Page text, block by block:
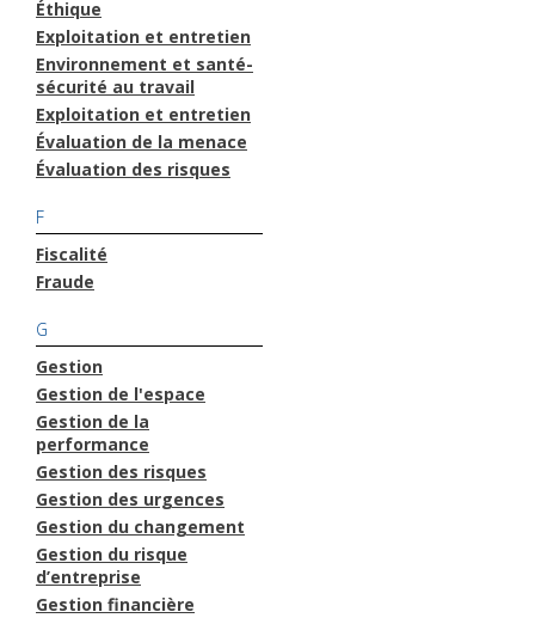
Éthique
Exploitation et entretien
Environnement et santé-
sécurité au travail
Exploitation et entretien
Évaluation de la menace
Évaluation des risques
F
Fiscalité
Fraude
G
Gestion
Gestion de l'espace
Gestion de la
performance
Gestion des risques
Gestion des urgences
Gestion du changement
Gestion du risque
d’entreprise
Gestion financière